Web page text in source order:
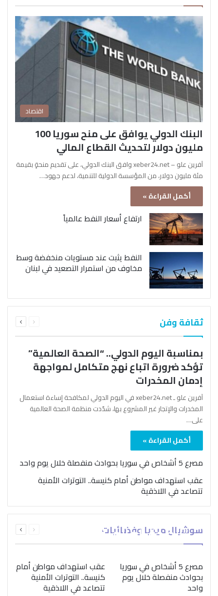
اقتصاد
البنك الدولي يوافق على منح سوريا 100
مليون دولار لتحديث القطاع المالي
آفرين علو – xeber24.net وافق البنك الدولي، على تقديم منحةٍ بقيمة
مئة مليون دولار، من المؤسسة الدولية للتنمية، لدعم جهود…
أكمل القراءة »
ارتفاع أسعار النفط عالمياً
النفط يثبت عند مستويات منخفضة وسط
مخاوف من استمرار التصعيد في لبنان
ثقافة وفن الصفحةالصفحة
بمناسبة اليوم الدولي.. “الصحة العالمية”
تؤكد ضرورة اتباع نهج متكامل لمواجهة
إدمان المخدرات
آفرين علو ـ xeber24.net في اليوم الدولي لمكافحة إساءة استعمال
المخدرات والإتجار غير المشروع بها، شدّدت منظمة الصحة العالمية
على…
أكمل القراءة »
مصرع 5 أشخاص في سوريا بحوادث منفصلة خلال يوم واحد
عقب استهداف مواطن أمام كنيسة.. التوترات الأمنية
تتصاعد في اللاذقية
سوشيال ميديا وفضائيات الصفحةالصفحة
بمناسبة اليوم الدولي..
“الصحة العالمية” تؤكد
ضرورة اتباع نهج متكامل
لمواجهة إدمان المخدرات
مصرع 5 أشخاص في سوريا
بحوادث منفصلة خلال يوم
واحد
عقب استهداف مواطن أمام
كنيسة.. التوترات الأمنية
تتصاعد في اللاذقية